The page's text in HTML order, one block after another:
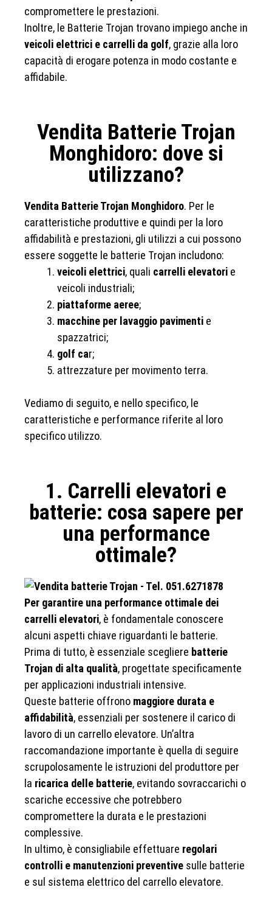
compromettere le prestazioni.
Inoltre, le Batterie Trojan trovano impiego anche in
veicoli elettrici e carrelli da golf, grazie alla loro
capacità di erogare potenza in modo costante e
affidabile.
Vendita Batterie Trojan
Monghidoro: dove si
utilizzano?
Vendita Batterie Trojan Monghidoro. Per le
caratteristiche produttive e quindi per la loro
affidabilità e prestazioni, gli utilizzi a cui possono
essere soggette le batterie Trojan includono:
veicoli elettrici, quali carrelli elevatori e
veicoli industriali;
piattaforme aeree;
macchine per lavaggio pavimenti e
spazzatrici;
golf car;
attrezzature per movimento terra.
Vediamo di seguito, e nello specifico, le
caratteristiche e performance riferite al loro
specifico utilizzo.
1. Carrelli elevatori e
batterie: cosa sapere per
una performance
ottimale?
Per garantire una performance ottimale dei
carrelli elevatori, è fondamentale conoscere
alcuni aspetti chiave riguardanti le batterie.
Prima di tutto, è essenziale scegliere batterie
Trojan di alta qualità, progettate specificamente
per applicazioni industriali intensive.
Queste batterie offrono maggiore durata e
affidabilità, essenziali per sostenere il carico di
lavoro di un carrello elevatore. Un’altra
raccomandazione importante è quella di seguire
scrupolosamente le istruzioni del produttore per
la ricarica delle batterie, evitando sovraccarichi o
scariche eccessive che potrebbero
compromettere la durata e le prestazioni
complessive.
In ultimo, è consigliabile effettuare regolari
controlli e manutenzioni preventive sulle batterie
e sul sistema elettrico del carrello elevatore.